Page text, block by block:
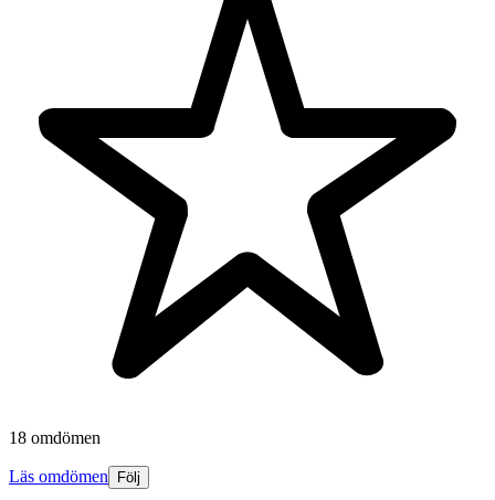
18 omdömen
Läs omdömen Följ